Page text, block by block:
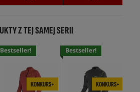
Z TEJ SAMEJ SERII
Bestseller!
KONKURS+
Bestseller!
KONKURS+